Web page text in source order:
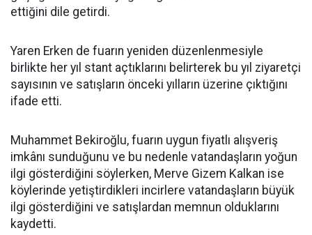
ettiğini dile getirdi.
Yaren Erken de fuarın yeniden düzenlenmesiyle
birlikte her yıl stant açtıklarını belirterek bu yıl ziyaretçi
sayısının ve satışların önceki yılların üzerine çıktığını
ifade etti.
Muhammet Bekiroğlu, fuarın uygun fiyatlı alışveriş
imkânı sunduğunu ve bu nedenle vatandaşların yoğun
ilgi gösterdiğini söylerken, Merve Gizem Kalkan ise
köylerinde yetiştirdikleri incirlere vatandaşların büyük
ilgi gösterdiğini ve satışlardan memnun olduklarını
kaydetti.